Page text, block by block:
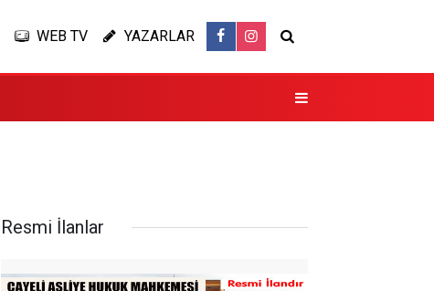
WEB TV YAZARLAR
Resmi İlanlar